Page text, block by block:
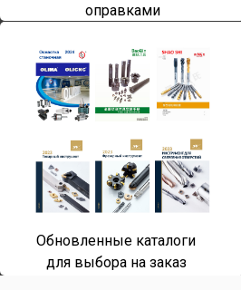
оправками
Обновленные каталоги
для выбора на заказ